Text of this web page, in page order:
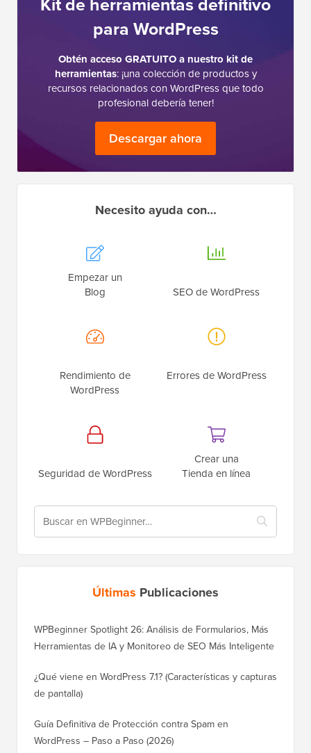
para WordPress
Obtén acceso GRATUITO a nuestro kit de
herramientas: ¡una colección de productos y
recursos relacionados con WordPress que todo
profesional debería tener!
Descargar ahora
Necesito ayuda con…
Empezar un
Blog
SEO de WordPress
Rendimiento de
WordPress
Errores de WordPress
Seguridad de WordPress
Crear una
Tienda en línea
Últimas Publicaciones
WPBeginner Spotlight 26: Análisis de Formularios, Más
Herramientas de IA y Monitoreo de SEO Más Inteligente
¿Qué viene en WordPress 7.1? (Características y capturas
de pantalla)
Guía Definitiva de Protección contra Spam en
WordPress – Paso a Paso (2026)